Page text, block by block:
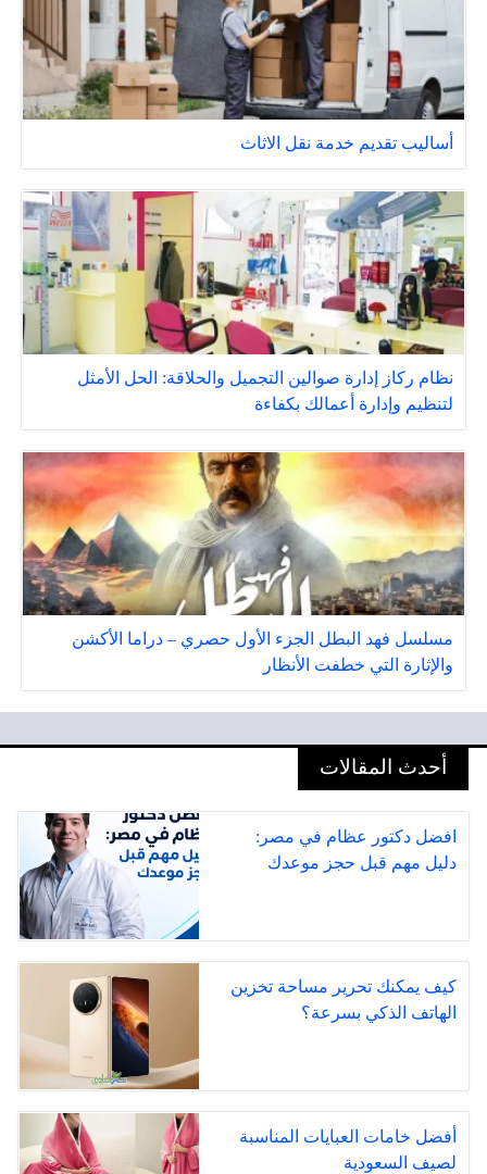
أساليب تقديم خدمة نقل الاثاث
نظام ركاز إدارة صوالين التجميل والحلاقة: الحل الأمثل
لتنظيم وإدارة أعمالك بكفاءة
مسلسل فهد البطل الجزء الأول حصري – دراما الأكشن
والإثارة التي خطفت الأنظار
أحدث المقالات
افضل دكتور عظام في مصر:
دليل مهم قبل حجز موعدك
كيف يمكنك تحرير مساحة تخزين
الهاتف الذكي بسرعة؟
أفضل خامات العبايات المناسبة
لصيف السعودية